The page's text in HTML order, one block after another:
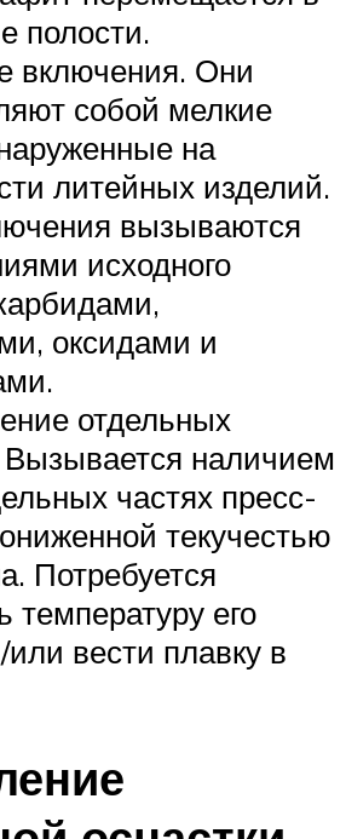
полости.
включения. Они
собой мелкие
на
литейных изделий.
вызываются
исходного
оксидами и
отдельных
Вызывается наличием
частях пресс-
текучестью
Потребуется
температуру его
или вести плавку в